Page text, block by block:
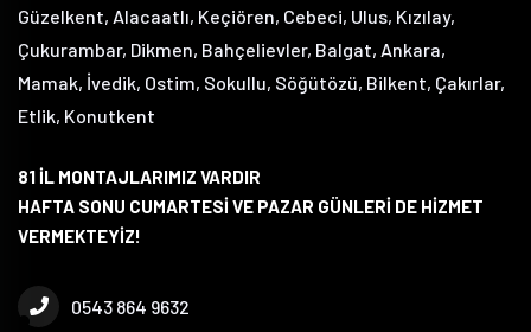
Güzelkent, Alacaatlı, Keçiören, Cebeci, Ulus, Kızılay,
Çukurambar, Dikmen, Bahçelievler, Balgat, Ankara,
Mamak, İvedik, Ostim, Sokullu, Söğütözü, Bilkent, Çakırlar,
Etlik, Konutkent
81 İL MONTAJLARIMIZ VARDIR
HAFTA SONU CUMARTESİ VE PAZAR GÜNLERİ DE HİZMET
VERMEKTEYİZ!
0543 864 9632